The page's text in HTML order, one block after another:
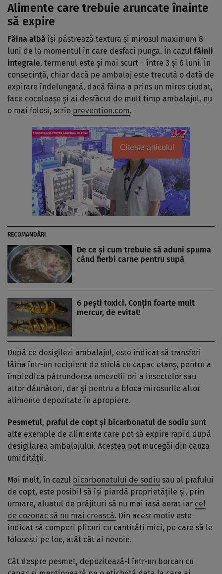
Alimente care trebuie aruncate înainte
să expire
Făina albă își păstrează textura și mirosul maximum 8
luni de la momentul în care desfaci punga. În cazul făinii
integrale, termenul este și mai scurt – între 3 și 6 luni. În
consecință, chiar dacă pe ambalaj este trecută o dată de
expirare îndelungată, dacă făina a prins un miros ciudat,
face cocoloașe și ai desfăcut de mult timp ambalajul, nu
o mai folosi, scrie prevention.com.
Citește articolul
RECOMANDĂRI
De ce și cum trebuie să aduni spuma
când fierbi carne pentru supă
6 pești toxici. Conțin foarte mult
mercur, de evitat!
După ce desigilezi ambalajul, este indicat să transferi
făina într-un recipient de sticlă cu capac etanș, pentru a
împiedica pătrunderea umezelii ori a insectelor sau
altor dăunători, dar și pentru a bloca mirosurile altor
alimente depozitate în apropiere.
Pesmetul, praful de copt și bicarbonatul de sodiu sunt
alte exemple de alimente care pot să expire rapid după
desigilarea ambalajului. Acestea pot mucegăi din cauza
umidității.
Mai mult, în cazul bicarbonatului de sodiu sau al prafului
de copt, este posibil să își piardă proprietățile și, prin
urmare, aluatul de prăjituri să nu mai iasă aerat iar cel
de cozonac să nu mai crească. Din acest motiv este
indicat să cumperi plicuri cu cantități mici, pe care să le
folosești pe loc, atât cât ai nevoie.
Cât despre pesmet, depozitează-l într-un borcan cu